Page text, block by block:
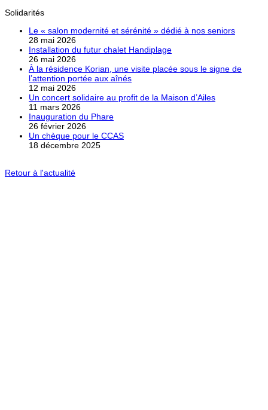
Solidarités
Le « salon modernité et sérénité » dédié à nos seniors
28 mai 2026
Installation du futur chalet Handiplage
26 mai 2026
À la résidence Korian, une visite placée sous le signe de
l’attention portée aux aînés
12 mai 2026
Un concert solidaire au profit de la Maison d’Ailes
11 mars 2026
Inauguration du Phare
26 février 2026
Un chèque pour le CCAS
18 décembre 2025
Retour à l'actualité